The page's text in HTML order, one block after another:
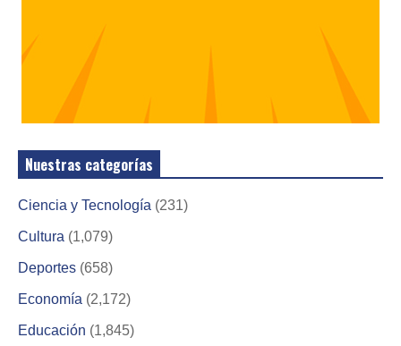
Nuestras categorías
Ciencia y Tecnología (231)
Cultura (1,079)
Deportes (658)
Economía (2,172)
Educación (1,845)